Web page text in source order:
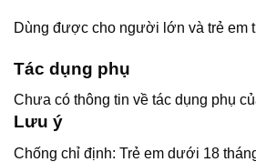
Dùng được cho người lớn và trẻ em
Tác dụng phụ
Chưa có thông tin về tác dụng phụ
Lưu ý
Chống chỉ định: Trẻ em dưới 18